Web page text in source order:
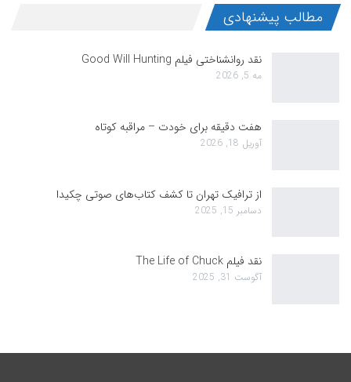
مطالب پیشنهادی
نقد روانشناختی فیلم Good Will Hunting
مه 5, 2026
هفت دقیقه برای خودت – مراقبه کوتاه
آوریل 18, 2026
از ترافیک تهران تا کشف کتاب‌های صوتی چکیدا
دسامبر 15, 2025
نقد فیلم The Life of Chuck
آگوست 31, 2025